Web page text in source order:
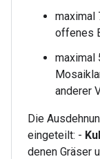
maximal
offenes
maximal
anderer
Die
eingeteilt: -
denen Gräser